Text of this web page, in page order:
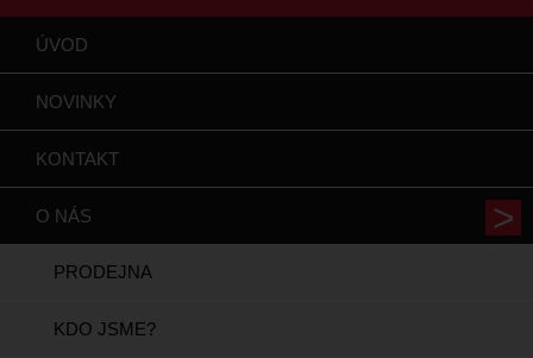
ÚVOD
NOVINKY
KONTAKT
O NÁS
PRODEJNA
KDO JSME?